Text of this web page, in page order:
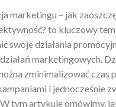
marketingu – jak
to kluczowy
swoje działania
marketingowych.
zminimalizować czas
i jednocześnie
tym artykule omówimy,